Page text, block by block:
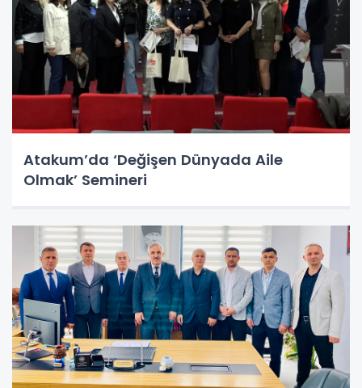
Atakum’da ‘Değişen Dünyada Aile
Olmak’ Semineri